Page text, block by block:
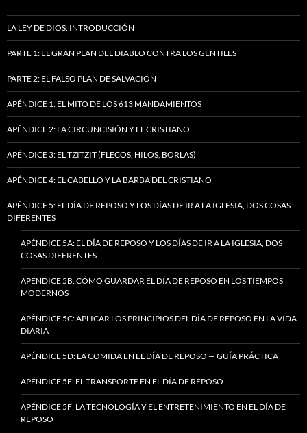
LA LEY DE DIOS: INTRODUCCIÓN
PARTE 1: EL GRAN PLAN DEL DIABLO CONTRA LOS GENTILES
PARTE 2: EL FALSO PLAN DE SALVACIÓN
APÉNDICE 1: EL MITO DE LOS 613 MANDAMIENTOS
APÉNDICE 2: LA CIRCUNCISIÓN Y EL CRISTIANO
APÉNDICE 3: EL TZITZIT (FLECOS, HILOS, BORLAS)
APÉNDICE 4: EL CABELLO Y LA BARBA DEL CRISTIANO
APÉNDICE 5: EL DÍA DE REPOSO Y LOS DÍAS DE IR A LA IGLESIA, DOS COSAS
DIFERENTES
APÉNDICE 5A: EL DÍA DE REPOSO Y LOS DÍAS DE IR A LA IGLESIA, DOS
COSAS DIFERENTES
APÉNDICE 5B: CÓMO GUARDAR EL DÍA DE REPOSO EN LOS TIEMPOS
MODERNOS
APÉNDICE 5C: APLICAR LOS PRINCIPIOS DEL DÍA DE REPOSO EN LA VIDA
DIARIA
APÉNDICE 5D: LA COMIDA EN EL DÍA DE REPOSO — GUÍA PRÁCTICA
APÉNDICE 5E: EL TRANSPORTE EN EL DÍA DE REPOSO
APÉNDICE 5F: LA TECNOLOGÍA Y EL ENTRETENIMIENTO EN EL DÍA DE
REPOSO